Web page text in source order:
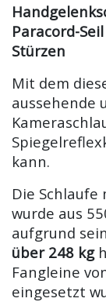
Paracord-
Stürzen
Mit dem
aussehende
kann.
Die
wurde aus
aufgrund
über 248 kg
Fangleine
eingesetzt